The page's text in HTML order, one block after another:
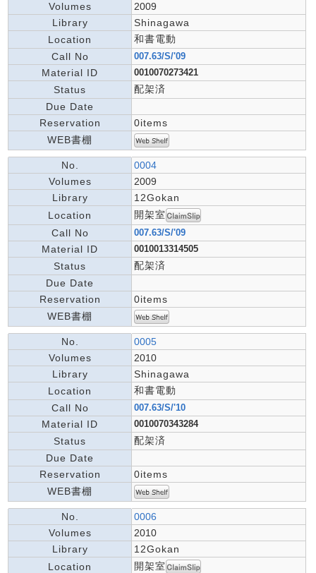
Volumes
2009
Library
Shinagawa
Location
和書電動
Call No
007.63/S/'09
Material ID 0010070273421
Status
配架済
Due Date
Reservation
0items
WEB書棚
No.
0004
Volumes
2009
Library
12Gokan
Location
開架室
Call No
007.63/S/'09
Material ID 0010013314505
Status
配架済
Due Date
Reservation
0items
WEB書棚
No.
0005
Volumes
2010
Library
Shinagawa
Location
和書電動
Call No
007.63/S/'10
Material ID 0010070343284
Status
配架済
Due Date
Reservation
0items
WEB書棚
No.
0006
Volumes
2010
Library
12Gokan
Location
開架室